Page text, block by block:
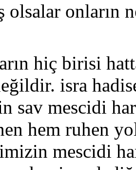
olsalar onların
hiç birisi
isra
sav mescidi
hem ruhen
mescidi